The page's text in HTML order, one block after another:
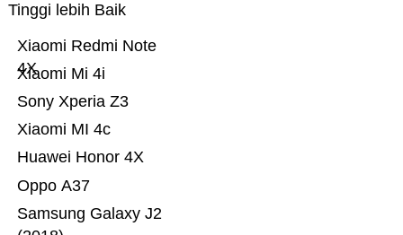
Tinggi lebih Baik
Samsung Galaxy J2
Oppo A37
Huawei Honor 4X
Xiaomi MI 4c
Sony Xperia Z3
Xiaomi Mi 4i
Xiaomi Redmi Note
4X